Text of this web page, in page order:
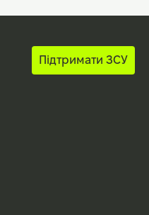
Підтримати ЗСУ